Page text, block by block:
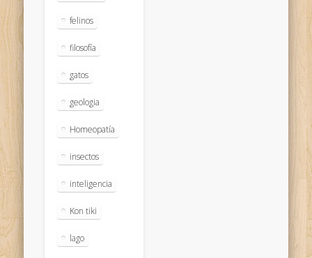
felinos
filosofía
gatos
geologia
Homeopatía
insectos
inteligencia
Kon tiki
lago